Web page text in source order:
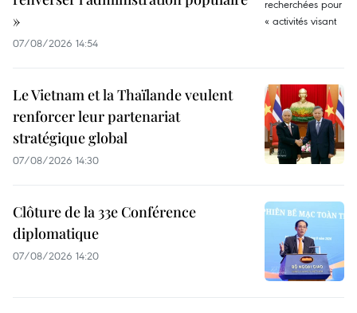
»
07/08/2026 14:54
Le Vietnam et la Thaïlande veulent
renforcer leur partenariat
stratégique global
07/08/2026 14:30
Clôture de la 33e Conférence
diplomatique
07/08/2026 14:20